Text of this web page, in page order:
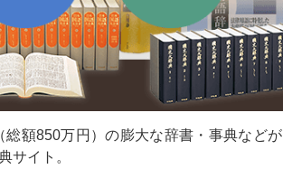
額850万円）の膨大な辞書・事典などが
サイト。